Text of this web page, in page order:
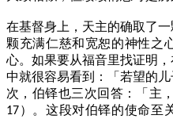
在基督身上，天主的确取了
颗充满仁慈和宽恕的神性之
心。如果要从福音里找证明
中就很容易看到：「若望的
次，伯铎也三次回答：「主
17）。这段对伯铎的使命至